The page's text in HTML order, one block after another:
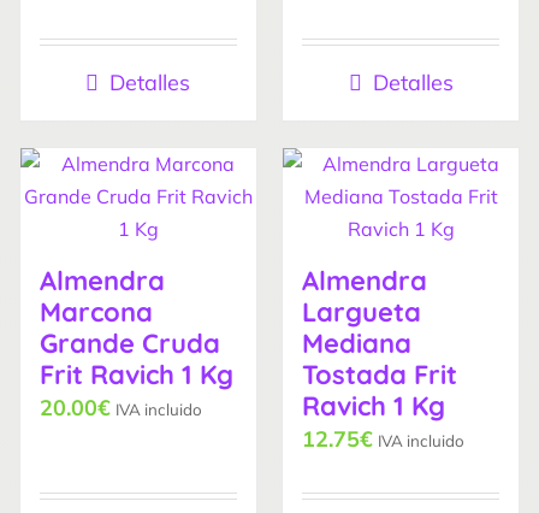
Detalles Detalles
Almendra
Marcona
Grande Cruda
Frit Ravich 1 Kg
20.00€ IVA incluido
Almendra
Largueta
Mediana
Tostada Frit
Ravich 1 Kg
12.75€ IVA incluido